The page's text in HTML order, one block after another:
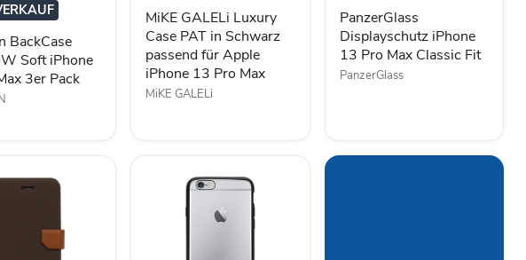
BackCase
Soft iPhone
3er Pack
Schwarz
passend
für
Apple
iPhone
13
MiKE GALELi Luxury
Case PAT in Schwarz
passend für Apple
iPhone 13 Pro Max
MiKE GALELi
Classic
Fit
PanzerGlass
Displayschutz iPhone
13 Pro Max Classic Fit
PanzerGlass